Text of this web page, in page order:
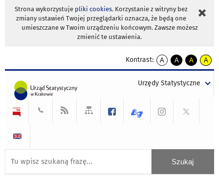
Strona wykorzystuje pliki cookies. Korzystanie z witryny bez
zmiany ustawień Twojej przeglądarki oznacza, że będą one
umieszczane w Twoim urządzeniu końcowym. Zawsze możesz
zmienić te ustawienia.
Kontrast:
A
kontrast
A
kontrast
tekst
czarnym
A
kontrast
tekst
czarnym
A
tekst
żółtym
Urzędy Statystyczne